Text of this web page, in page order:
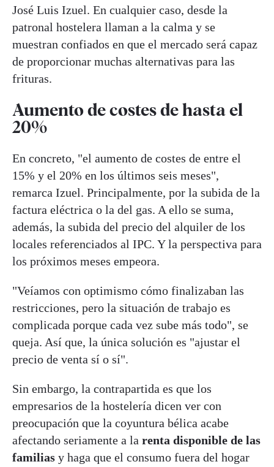
José Luis Izuel. En cualquier caso, desde la
patronal hostelera llaman a la calma y se
muestran confiados en que el mercado será capaz
de proporcionar muchas alternativas para las
frituras.
Aumento de costes de hasta el
20%
En concreto, "el aumento de costes de entre el
15% y el 20% en los últimos seis meses",
remarca Izuel. Principalmente, por la subida de la
factura eléctrica o la del gas. A ello se suma,
además, la subida del precio del alquiler de los
locales referenciados al IPC. Y la perspectiva para
los próximos meses empeora.
"Veíamos con optimismo cómo finalizaban las
restricciones, pero la situación de trabajo es
complicada porque cada vez sube más todo", se
queja. Así que, la única solución es "ajustar el
precio de venta sí o sí".
Sin embargo, la contrapartida es que los
empresarios de la hostelería dicen ver con
preocupación que la coyuntura bélica acabe
afectando seriamente a la renta disponible de las
familias y haga que el consumo fuera del hogar